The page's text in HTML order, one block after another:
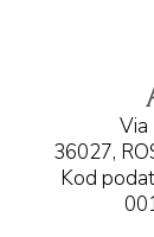
Via
36027,
Kod